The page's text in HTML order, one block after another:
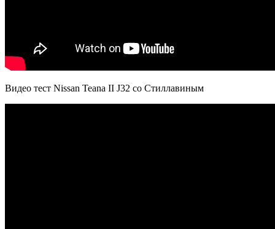
Видео тест Nissan Teana II J32 со Стиллавиным